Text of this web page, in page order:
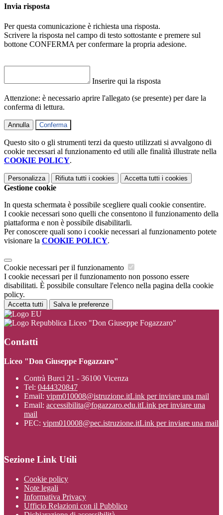
Invia risposta
Per questa comunicazione è richiesta una risposta.
Scrivere la risposta nel campo di testo sottostante e premere sul
bottone CONFERMA per confermare la propria adesione.
Inserire qui la risposta
Attenzione: è necessario aprire l'allegato (se presente) per dare la
conferma di lettura.
Annulla Conferma
Questo sito o gli strumenti terzi da questo utilizzati si avvalgono di
cookie necessari al funzionamento ed utili alle finalità illustrate nella
COOKIE POLICY.
Personalizza Rifiuta tutti i cookies Accetta tutti i cookies
Gestione cookie
In questa schermata è possibile scegliere quali cookie consentire.
I cookie necessari sono quelli che consentono il funzionamento della
piattaforma e non è possibile disabilitarli.
Per conoscere quali sono i cookie necessari al funzionamento potete
visionare la COOKIE POLICY.
Cookie necessari per il funzionamento
I cookie necessari per il funzionamento non possono essere
disabilitati. È possibile consultare l'elenco nella pagina della cookie
policy.
Accetta tutti Salva le preferenze
Liceo "Don Giuseppe Fogazzaro"
Contatti
Liceo "Don Giuseppe Fogazzaro"
Contrà Burci 21 - 36100 Vicenza
Tel: 0444320847
Email: vipm010008@istruzione.itLink per inviare una mail
Email: accessibilita@fogazzaro.edu.itLink per inviare una
mail
PEC: vipm010008@pec.istruzione.itLink per inviare una mail
Sezione Link Utili
Cookie policy
Note legali
Informativa Privacy
Ufficio Relazioni con il Pubblico